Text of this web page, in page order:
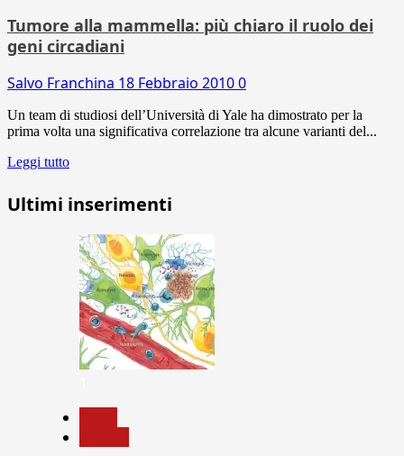
Tumore alla mammella: più chiaro il ruolo dei
geni circadiani
Salvo Franchina 18 Febbraio 20100
Un team di studiosi dell’Università di Yale ha dimostrato per la
prima volta una significativa correlazione tra alcune varianti del...
Leggi tutto
Ultimi inserimenti